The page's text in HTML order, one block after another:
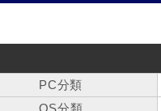
PC分類